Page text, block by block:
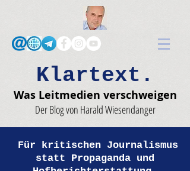
Klartext.
Was Leitmedien verschweigen
Der Blog von Harald Wiesendanger
Für kritischen Journalismus
statt Propaganda und